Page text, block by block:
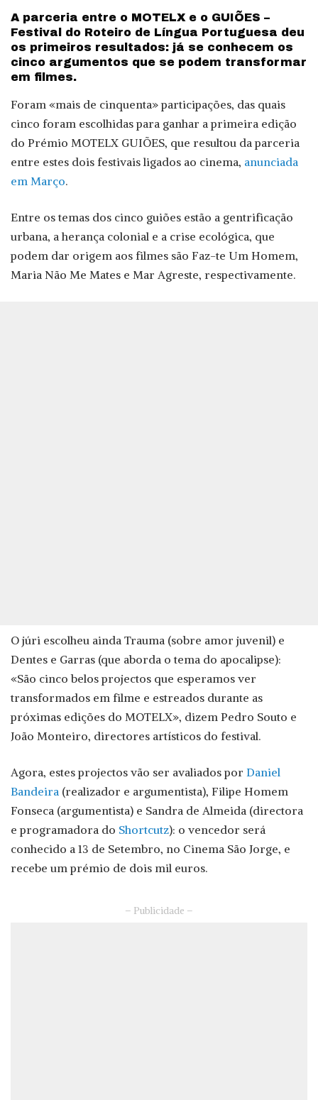
A parceria entre o MOTELX e o GUIÕES –
Festival do Roteiro de Língua Portuguesa deu
os primeiros resultados: já se conhecem os
cinco argumentos que se podem transformar
em filmes.
Foram «mais de cinquenta» participações, das quais
cinco foram escolhidas para ganhar a primeira edição
do Prémio MOTELX GUIÕES, que resultou da parceria
entre estes dois festivais ligados ao cinema, anunciada
em Março.
Entre os temas dos cinco guiões estão a gentrificação
urbana, a herança colonial e a crise ecológica, que
podem dar origem aos filmes são Faz-te Um Homem,
Maria Não Me Mates e Mar Agreste, respectivamente.
O júri escolheu ainda Trauma (sobre amor juvenil) e
Dentes e Garras (que aborda o tema do apocalipse):
«São cinco belos projectos que esperamos ver
transformados em filme e estreados durante as
próximas edições do MOTELX», dizem Pedro Souto e
João Monteiro, directores artísticos do festival.
Agora, estes projectos vão ser avaliados por Daniel
Bandeira (realizador e argumentista), Filipe Homem
Fonseca (argumentista) e Sandra de Almeida (directora
e programadora do Shortcutz): o vencedor será
conhecido a 13 de Setembro, no Cinema São Jorge, e
recebe um prémio de dois mil euros.
– Publicidade –